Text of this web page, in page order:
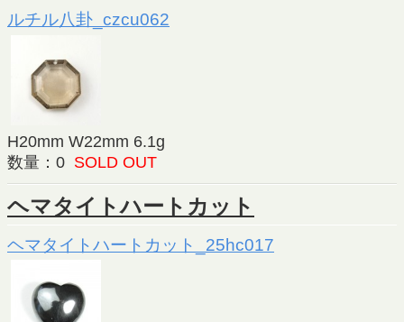
ルチル八卦_czcu062
H20mm W22mm 6.1g
数量：0 SOLD OUT
ヘマタイトハートカット
ヘマタイトハートカット_25hc017